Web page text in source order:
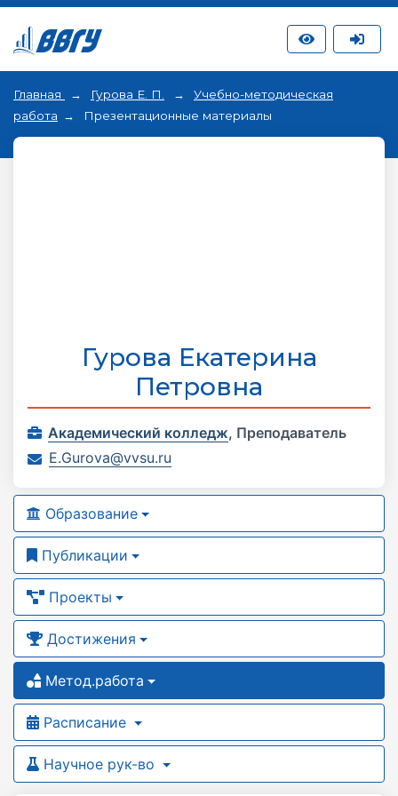
Главная Гурова Е. П.
Учебно-методическая
работа
Презентационные материалы
Гурова Екатерина
Петровна
Академический колледж, Преподаватель
E.Gurova@vvsu.ru
Образование
Публикации
Проекты
Достижения
Метод.работа
Расписание
Научное рук-во